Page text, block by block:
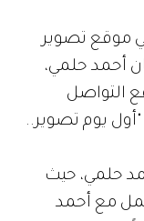
موقع تصوير
أحمد حلمي،
التواصل
يوم تصوير..
حلمي، حيث
مع أحمد